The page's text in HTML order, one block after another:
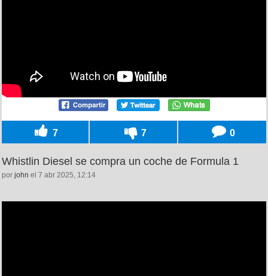
7 7 0
Whistlin Diesel se compra un coche de Formula 1
por john el 7 abr 2025, 12:14